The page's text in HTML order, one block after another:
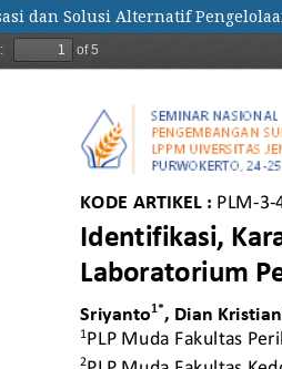
dan Solusi Alternatif